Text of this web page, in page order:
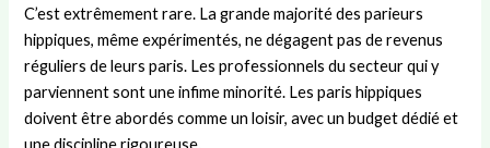
C’est extrêmement rare. La grande majorité des parieurs
hippiques, même expérimentés, ne dégagent pas de revenus
réguliers de leurs paris. Les professionnels du secteur qui y
parviennent sont une infime minorité. Les paris hippiques
doivent être abordés comme un loisir, avec un budget dédié et